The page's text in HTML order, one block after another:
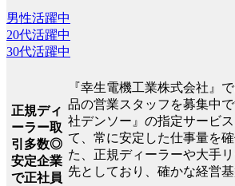
男性活躍中
20代活躍中
30代活躍中
正規ディ
ーラー取
引多数◎
安定企業
で正社員
『幸生電機工業株式会社』
品の営業スタッフを募集中
社デンソー』の指定サービ
て、常に安定した仕事量を
た、正規ディーラーや大手
先としており、確かな経営